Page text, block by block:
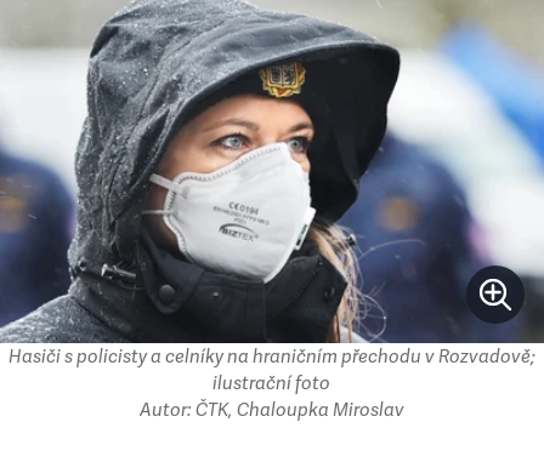
Hasiči s policisty a celníky na hraničním přechodu v Rozvadově;
ilustrační foto
Autor: ČTK, Chaloupka Miroslav